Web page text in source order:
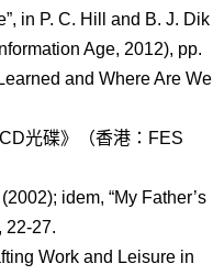
in P. C. Hill and B. J. Dik
Age, 2012), pp.
and Where Are We
光碟》（香港：FES
idem, “My Father’s
22-27.
Work and Leisure in